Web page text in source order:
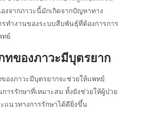
งจากภาวะนี้มักเกิดจากปัญหาทาง
รทำงานของระบบสืบพันธุ์ที่ต้องการการ
ทย์
ทของภาวะมีบุตรยาก
องภาวะมีบุตรยากจะช่วยให้แพทย์
ารรักษาที่เหมาะสม ทั้งยังช่วยให้ผู้ป่วย
แนวทางการรักษาได้ดียิ่งขึ้น